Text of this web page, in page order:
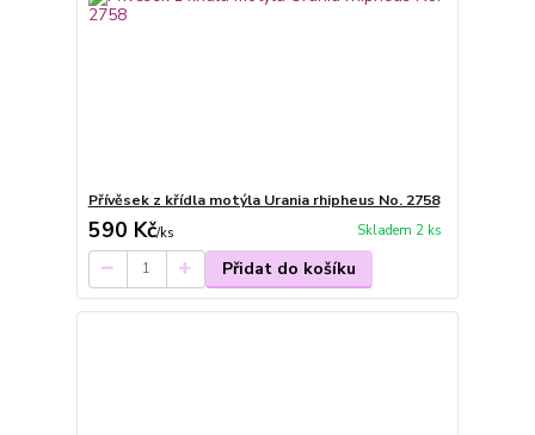
Přívěsek z křídla motýla Urania rhipheus No. 2758
590 Kč/ks Skladem 2 ks
Přidat do košíku